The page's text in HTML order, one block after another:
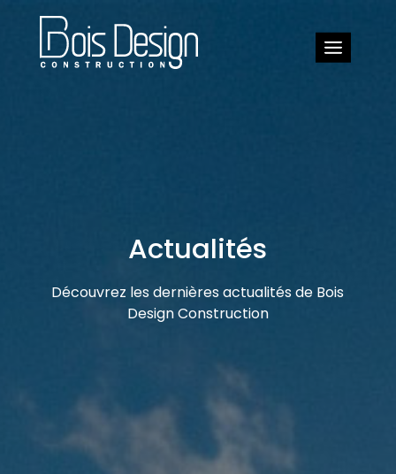
Actualités
Découvrez les dernières actualités de Bois
Design Construction